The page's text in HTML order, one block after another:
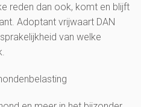
reden dan ook, komt en blijft
Adoptant vrijwaart DAN
van welke